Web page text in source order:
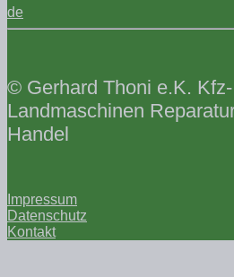
de
© Gerhard Thoni e.K.
Landmaschinen
Handel
Impressum
Datenschutz
Kontakt